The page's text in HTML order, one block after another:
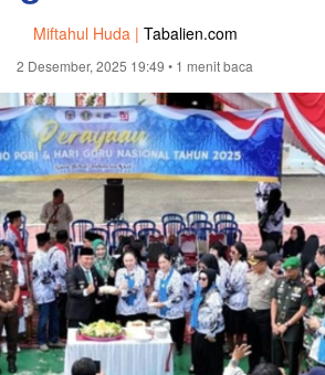
Miftahul Huda | Tabalien.com
2 Desember, 2025 19:49 • 1 menit baca